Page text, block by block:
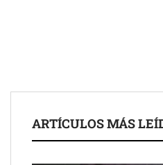
UrbanPay lanza en 19 mercados
ARTÍCULOS MÁS